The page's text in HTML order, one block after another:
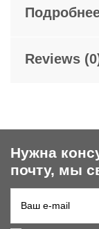
Reviews
Нужна
почту, мы